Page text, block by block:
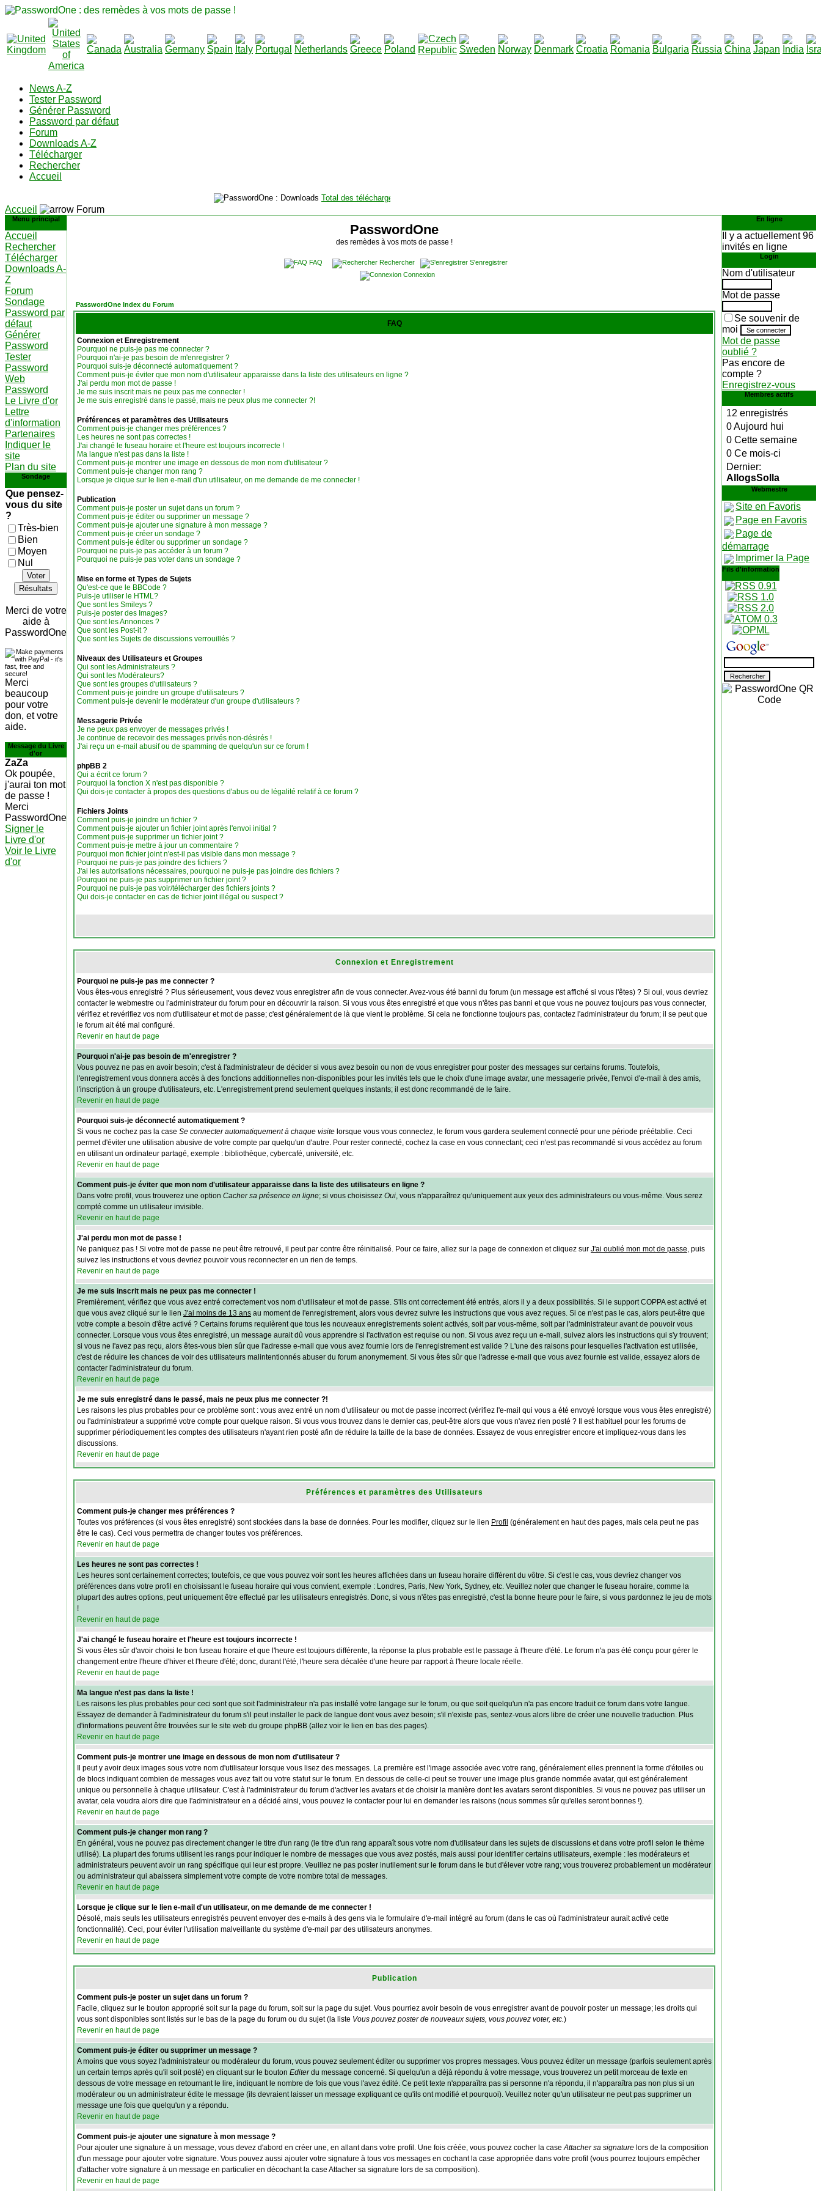
News A-Z
Tester Password
Générer Password
Password par défaut
Forum
Downloads A-Z
Télécharger
Rechercher
Accueil
Total des téléchargements
Accueil
Forum
Menu principal
Accueil
Rechercher
Télécharger
Downloads A-
Z
Forum
Sondage
Password par
défaut
Générer
Password
Tester
Password
Web
Password
Le Livre d'or
Lettre
d'information
Partenaires
Indiquer le
site
Plan du site
Sondage
Que pensez-
vous du site
?
Très-bien
Bien
Moyen
Nul
Voter
Résultats
Merci de votre
aide à
PasswordOne
Merci
beaucoup
pour votre
don, et votre
aide.
Message du Livre
d'or
ZaZa
Ok poupée,
j'aurai ton mot
de passe !
Merci
PasswordOne
Signer le
Livre d'or
Voir le Livre
d'or
PasswordOne
des remèdes à vos mots de passe !
FAQ Rechercher
S'enregistrer
Connexion
PasswordOne Index du Forum
FAQ
Connexion et Enregistrement
Pourquoi ne puis-je pas me connecter ?
Pourquoi n'ai-je pas besoin de m'enregistrer ?
Pourquoi suis-je déconnecté automatiquement ?
Comment puis-je éviter que mon nom d'utilisateur apparaisse dans la liste des utilisateurs en ligne ?
J'ai perdu mon mot de passe !
Je me suis inscrit mais ne peux pas me connecter !
Je me suis enregistré dans le passé, mais ne peux plus me connecter ?!
Préférences et paramètres des Utilisateurs
Comment puis-je changer mes préférences ?
Les heures ne sont pas correctes !
J'ai changé le fuseau horaire et l'heure est toujours incorrecte !
Ma langue n'est pas dans la liste !
Comment puis-je montrer une image en dessous de mon nom d'utilisateur ?
Comment puis-je changer mon rang ?
Lorsque je clique sur le lien e-mail d'un utilisateur, on me demande de me connecter !
Publication
Comment puis-je poster un sujet dans un forum ?
Comment puis-je éditer ou supprimer un message ?
Comment puis-je ajouter une signature à mon message ?
Comment puis-je créer un sondage ?
Comment puis-je éditer ou supprimer un sondage ?
Pourquoi ne puis-je pas accéder à un forum ?
Pourquoi ne puis-je pas voter dans un sondage ?
Mise en forme et Types de Sujets
Qu'est-ce que le BBCode ?
Puis-je utiliser le HTML?
Que sont les Smileys ?
Puis-je poster des Images?
Que sont les Annonces ?
Que sont les Post-it ?
Que sont les Sujets de discussions verrouillés ?
Niveaux des Utilisateurs et Groupes
Qui sont les Administrateurs ?
Qui sont les Modérateurs?
Que sont les groupes d'utilisateurs ?
Comment puis-je joindre un groupe d'utilisateurs ?
Comment puis-je devenir le modérateur d'un groupe d'utilisateurs ?
Messagerie Privée
Je ne peux pas envoyer de messages privés !
Je continue de recevoir des messages privés non-désirés !
J'ai reçu un e-mail abusif ou de spamming de quelqu'un sur ce forum !
phpBB 2
Qui a écrit ce forum ?
Pourquoi la fonction X n'est pas disponible ?
Qui dois-je contacter à propos des questions d'abus ou de légalité relatif à ce forum ?
Fichiers Joints
Comment puis-je joindre un fichier ?
Comment puis-je ajouter un fichier joint après l'envoi initial ?
Comment puis-je supprimer un fichier joint ?
Comment puis-je mettre à jour un commentaire ?
Pourquoi mon fichier joint n'est-il pas visible dans mon message ?
Pourquoi ne puis-je pas joindre des fichiers ?
J'ai les autorisations nécessaires, pourquoi ne puis-je pas joindre des fichiers ?
Pourquoi ne puis-je pas supprimer un fichier joint ?
Pourquoi ne puis-je pas voir/télécharger des fichiers joints ?
Qui dois-je contacter en cas de fichier joint illégal ou suspect ?
Connexion et Enregistrement
Pourquoi ne puis-je pas me connecter ?
Vous êtes-vous enregistré ? Plus sérieusement, vous devez vous enregistrer afin de vous connecter. Avez-vous été banni du forum (un message est affiché si vous l'êtes) ? Si oui, vous devriez
contacter le webmestre ou l'administrateur du forum pour en découvrir la raison. Si vous vous êtes enregistré et que vous n'êtes pas banni et que vous ne pouvez toujours pas vous connecter,
vérifiez et revérifiez vos nom d'utilisateur et mot de passe; c'est généralement de là que vient le problème. Si cela ne fonctionne toujours pas, contactez l'administrateur du forum; il se peut que
le forum ait été mal configuré.
Revenir en haut de page
Pourquoi n'ai-je pas besoin de m'enregistrer ?
Vous pouvez ne pas en avoir besoin; c'est à l'administrateur de décider si vous avez besoin ou non de vous enregistrer pour poster des messages sur certains forums. Toutefois,
l'enregistrement vous donnera accès à des fonctions additionnelles non-disponibles pour les invités tels que le choix d'une image avatar, une messagerie privée, l'envoi d'e-mail à des amis,
l'inscription à un groupe d'utilisateurs, etc. L'enregistrement prend seulement quelques instants; il est donc recommandé de le faire.
Revenir en haut de page
Pourquoi suis-je déconnecté automatiquement ?
Si vous ne cochez pas la case Se connecter automatiquement à chaque visite lorsque vous vous connectez, le forum vous gardera seulement connecté pour une période préétablie. Ceci
permet d'éviter une utilisation abusive de votre compte par quelqu'un d'autre. Pour rester connecté, cochez la case en vous connectant; ceci n'est pas recommandé si vous accédez au forum
en utilisant un ordinateur partagé, exemple : bibliothèque, cybercafé, université, etc.
Revenir en haut de page
Comment puis-je éviter que mon nom d'utilisateur apparaisse dans la liste des utilisateurs en ligne ?
Dans votre profil, vous trouverez une option Cacher sa présence en ligne; si vous choisissez Oui, vous n'apparaîtrez qu'uniquement aux yeux des administrateurs ou vous-même. Vous serez
compté comme un utilisateur invisible.
Revenir en haut de page
J'ai perdu mon mot de passe !
Ne paniquez pas ! Si votre mot de passe ne peut être retrouvé, il peut par contre être réinitialisé. Pour ce faire, allez sur la page de connexion et cliquez sur J'ai oublié mon mot de passe, puis
suivez les instructions et vous devriez pouvoir vous reconnecter en un rien de temps.
Revenir en haut de page
Je me suis inscrit mais ne peux pas me connecter !
Premièrement, vérifiez que vous avez entré correctement vos nom d'utilisateur et mot de passe. S'ils ont correctement été entrés, alors il y a deux possibilités. Si le support COPPA est activé et
que vous avez cliqué sur le lien J'ai moins de 13 ans au moment de l'enregistrement, alors vous devrez suivre les instructions que vous avez reçues. Si ce n'est pas le cas, alors peut-être que
votre compte a besoin d'être activé ? Certains forums requièrent que tous les nouveaux enregistrements soient activés, soit par vous-même, soit par l'administrateur avant de pouvoir vous
connecter. Lorsque vous vous êtes enregistré, un message aurait dû vous apprendre si l'activation est requise ou non. Si vous avez reçu un e-mail, suivez alors les instructions qui s'y trouvent;
si vous ne l'avez pas reçu, alors êtes-vous bien sûr que l'adresse e-mail que vous avez fournie lors de l'enregistrement est valide ? L'une des raisons pour lesquelles l'activation est utilisée,
c'est de réduire les chances de voir des utilisateurs malintentionnés abuser du forum anonymement. Si vous êtes sûr que l'adresse e-mail que vous avez fournie est valide, essayez alors de
contacter l'administrateur du forum.
Revenir en haut de page
Je me suis enregistré dans le passé, mais ne peux plus me connecter ?!
Les raisons les plus probables pour ce problème sont : vous avez entré un nom d'utilisateur ou mot de passe incorrect (vérifiez l'e-mail qui vous a été envoyé lorsque vous vous êtes enregistré)
ou l'administrateur a supprimé votre compte pour quelque raison. Si vous vous trouvez dans le dernier cas, peut-être alors que vous n'avez rien posté ? Il est habituel pour les forums de
supprimer périodiquement les comptes des utilisateurs n'ayant rien posté afin de réduire la taille de la base de données. Essayez de vous enregistrer encore et impliquez-vous dans les
discussions.
Revenir en haut de page
Préférences et paramètres des Utilisateurs
Comment puis-je changer mes préférences ?
Toutes vos préférences (si vous êtes enregistré) sont stockées dans la base de données. Pour les modifier, cliquez sur le lien Profil (généralement en haut des pages, mais cela peut ne pas
être le cas). Ceci vous permettra de changer toutes vos préférences.
Revenir en haut de page
Les heures ne sont pas correctes !
Les heures sont certainement correctes; toutefois, ce que vous pouvez voir sont les heures affichées dans un fuseau horaire différent du vôtre. Si c'est le cas, vous devriez changer vos
préférences dans votre profil en choisissant le fuseau horaire qui vous convient, exemple : Londres, Paris, New York, Sydney, etc. Veuillez noter que changer le fuseau horaire, comme la
plupart des autres options, peut uniquement être effectué par les utilisateurs enregistrés. Donc, si vous n'êtes pas enregistré, c'est la bonne heure pour le faire, si vous pardonnez le jeu de mots
!
Revenir en haut de page
J'ai changé le fuseau horaire et l'heure est toujours incorrecte !
Si vous êtes sûr d'avoir choisi le bon fuseau horaire et que l'heure est toujours différente, la réponse la plus probable est le passage à l'heure d'été. Le forum n'a pas été conçu pour gérer le
changement entre l'heure d'hiver et l'heure d'été; donc, durant l'été, l'heure sera décalée d'une heure par rapport à l'heure locale réelle.
Revenir en haut de page
Ma langue n'est pas dans la liste !
Les raisons les plus probables pour ceci sont que soit l'administrateur n'a pas installé votre langage sur le forum, ou que soit quelqu'un n'a pas encore traduit ce forum dans votre langue.
Essayez de demander à l'administrateur du forum s'il peut installer le pack de langue dont vous avez besoin; s'il n'existe pas, sentez-vous alors libre de créer une nouvelle traduction. Plus
d'informations peuvent être trouvées sur le site web du groupe phpBB (allez voir le lien en bas des pages).
Revenir en haut de page
Comment puis-je montrer une image en dessous de mon nom d'utilisateur ?
Il peut y avoir deux images sous votre nom d'utilisateur lorsque vous lisez des messages. La première est l'image associée avec votre rang, généralement elles prennent la forme d'étoiles ou
de blocs indiquant combien de messages vous avez fait ou votre statut sur le forum. En dessous de celle-ci peut se trouver une image plus grande nommée avatar, qui est généralement
unique ou personnelle à chaque utilisateur. C'est à l'administrateur du forum d'activer les avatars et de choisir la manière dont les avatars seront disponibles. Si vous ne pouvez pas utiliser un
avatar, cela voudra alors dire que l'administrateur en a décidé ainsi, vous pouvez le contacter pour lui en demander les raisons (nous sommes sûr qu'elles seront bonnes !).
Revenir en haut de page
Comment puis-je changer mon rang ?
En général, vous ne pouvez pas directement changer le titre d'un rang (le titre d'un rang apparaît sous votre nom d'utilisateur dans les sujets de discussions et dans votre profil selon le thème
utilisé). La plupart des forums utilisent les rangs pour indiquer le nombre de messages que vous avez postés, mais aussi pour identifier certains utilisateurs, exemple : les modérateurs et
administrateurs peuvent avoir un rang spécifique qui leur est propre. Veuillez ne pas poster inutilement sur le forum dans le but d'élever votre rang; vous trouverez probablement un modérateur
ou administrateur qui abaissera simplement votre compte de votre nombre total de messages.
Revenir en haut de page
Lorsque je clique sur le lien e-mail d'un utilisateur, on me demande de me connecter !
Désolé, mais seuls les utilisateurs enregistrés peuvent envoyer des e-mails à des gens via le formulaire d'e-mail intégré au forum (dans le cas où l'administrateur aurait activé cette
fonctionnalité). Ceci, pour éviter l'utilisation malveillante du système d'e-mail par des utilisateurs anonymes.
Revenir en haut de page
Publication
Comment puis-je poster un sujet dans un forum ?
Facile, cliquez sur le bouton approprié soit sur la page du forum, soit sur la page du sujet. Vous pourriez avoir besoin de vous enregistrer avant de pouvoir poster un message; les droits qui
vous sont disponibles sont listés sur le bas de la page du forum ou du sujet (la liste Vous pouvez poster de nouveaux sujets, vous pouvez voter, etc.)
Revenir en haut de page
Comment puis-je éditer ou supprimer un message ?
A moins que vous soyez l'administrateur ou modérateur du forum, vous pouvez seulement éditer ou supprimer vos propres messages. Vous pouvez éditer un message (parfois seulement après
un certain temps après qu'il soit posté) en cliquant sur le bouton Editerdu message concerné. Si quelqu'un a déjà répondu à votre message, vous trouverez un petit morceau de texte en
dessous de votre message en retournant le lire, indiquant le nombre de fois que vous l'avez édité. Ce petit texte n'apparaîtra pas si personne n'a répondu, il n'apparaîtra pas non plus si un
modérateur ou un administrateur édite le message (ils devraient laisser un message expliquant ce qu'ils ont modifié et pourquoi). Veuillez noter qu'un utilisateur ne peut pas supprimer un
message une fois que quelqu'un y a répondu.
Revenir en haut de page
Comment puis-je ajouter une signature à mon message ?
Pour ajouter une signature à un message, vous devez d'abord en créer une, en allant dans votre profil. Une fois créée, vous pouvez cocher la caseAttacher sa signature lors de la composition
d'un message pour ajouter votre signature. Vous pouvez aussi ajouter votre signature à tous vos messages en cochant la case appropriée dans votre profil (vous pourrez toujours empêcher
d'attacher votre signature à un message en particulier en décochant la case Attacher sa signature lors de sa composition).
Revenir en haut de page
En ligne
Il y a actuellement 96
invités en ligne
Login
Nom d'utilisateur
Mot de passe
Se souvenir de
moi
Mot de passe
oublié ?
Pas encore de
compte ?
Enregistrez-vous
Membres actifs
12 enregistrés
0 Aujourd hui
0 Cette semaine
0 Ce mois-ci
Dernier:
AllogsSolla
Webmestre
Site en Favoris
Page en Favoris
Page de
démarrage
Imprimer la Page
Fils d'information